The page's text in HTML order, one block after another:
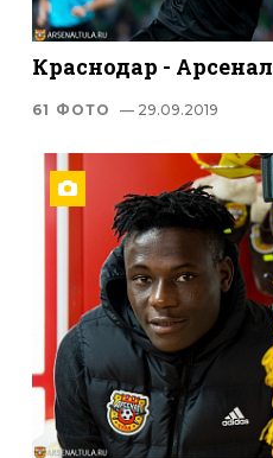
Краснодар - Арсенал
61 ФОТО — 29.09.2019